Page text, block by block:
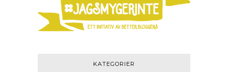
KATEGORIER